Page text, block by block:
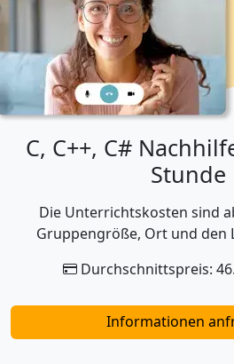
C, C++, C#
Stunde
Die Unterrichtskosten sind
Gruppengröße, Ort und den
Durchschnittspreis:
Informationen